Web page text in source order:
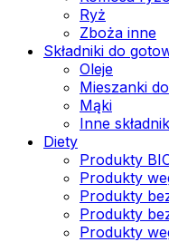
Ryż
Zboża inne
Składniki do
Oleje
Mieszanki
Mąki
Inne
Diety
Produkty
Produkty
Produkty
Produkty
Produkty